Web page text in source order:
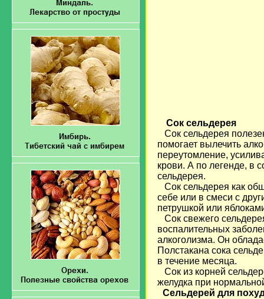
Сок сельдерея
Сок сельдерея
помогает вылечить
переутомление,
крови. А по легенде, в
сельдерея.
Сок сельдерея как
себе или в смеси с
петрушкой или
Сок свежего
воспалительных
алкоголизма. Он
Полстакана сока
в течение месяца.
Сок из корней
желудка при
Сельдерей для